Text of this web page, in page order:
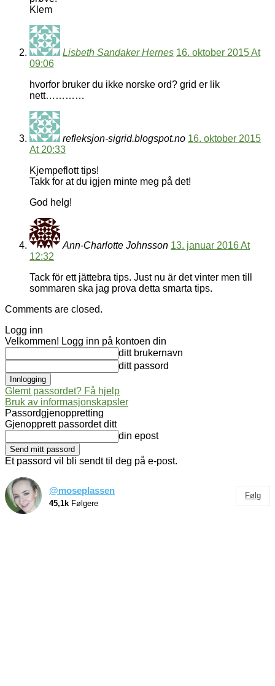
Klem
Lisbeth Sandaker Hernes 16. oktober 2015 At
09:06
hvorfor bruker du ikke norske ord? grid er lik
nett…………
refleksjon-sigrid.blogspot.no 16. oktober 2015
At 20:33
Kjempeflott tips!
Takk for at du igjen minte meg på det!
God helg!
Ann-Charlotte Johnsson 13. januar 2016 At
12:32
Tack för ett jättebra tips. Just nu är det vinter men till
sommaren ska jag prova detta smarta tips.
Comments are closed.
Logg inn
Velkommen! Logg inn på kontoen din
ditt brukernavn
ditt passord
Glemt passordet? Få hjelp
Bruk av informasjonskapsler
Passordgjenoppretting
Gjenopprett passordet ditt
din epost
Et passord vil bli sendt til deg på e-post.
@moseplassen
45,1k Følgere
Følg